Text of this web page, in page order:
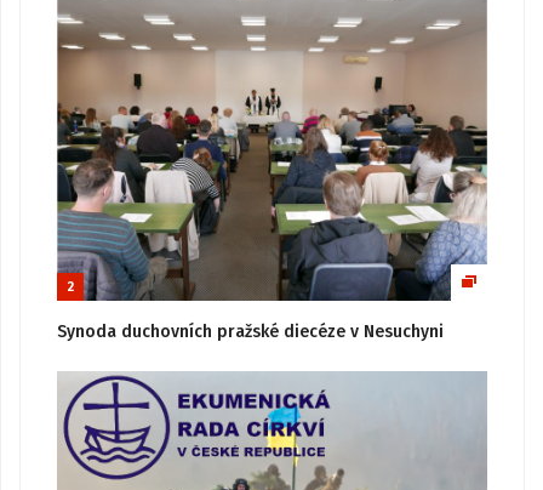
2
Synoda duchovních pražské diecéze v Nesuchyni